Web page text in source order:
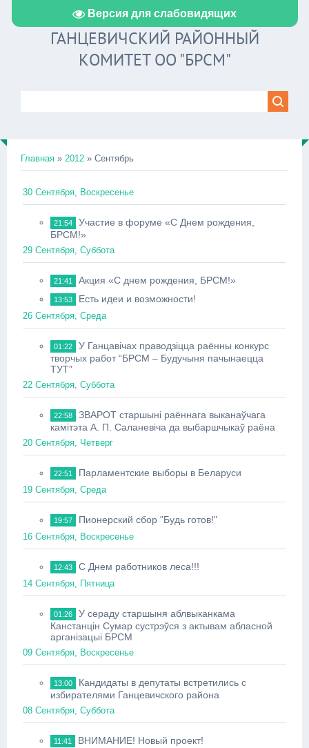
Версия для слабовидящих
ГАНЦЕВИЧСКИЙ РАЙОННЫЙ
КОМИТЕТ ОО "БРСМ"
Главная » 2012 » Сентябрь
30 Сентября, Воскресенье
21:54
Участие в форуме «С Днем рождения,
БРСМ!»
29 Сентября, Суббота
21:41 Акция «С днем рождения, БРСМ!»
13:53 Есть идеи и возможности!
26 Сентября, Среда
01:22
У Ганцавічах праводзіцца раённы конкурс
творчых работ “БРСМ – Будучыня пачынаецца
ТУТ”
22 Сентября, Суббота
22:58
ЗВАРОТ старшыні раённага выканаўчага
камітэта А. П. Саланевіча да выбаршчыкаў раёна
20 Сентября, Четверг
22:51 Парламентские выборы в Беларуси
19 Сентября, Среда
19:57 Пионерский сбор "Будь готов!"
16 Сентября, Воскресенье
12:43 С Днем работников леса!!!
14 Сентября, Пятница
01:26
У сераду старшыня аблвыканкама
Канстанцін Сумар сустрэўся з актывам абласной
арганізацыі БРСМ
09 Сентября, Воскресенье
13:00
Кандидаты в депутаты встретились с
избирателями Ганцевичского района
08 Сентября, Суббота
11:41 ВНИМАНИЕ! Новый проект!